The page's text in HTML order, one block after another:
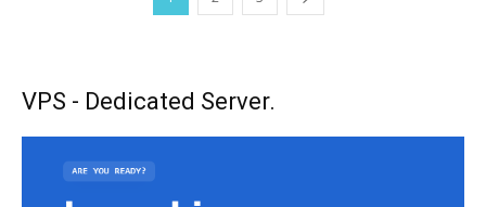
VPS - Dedicated Server.